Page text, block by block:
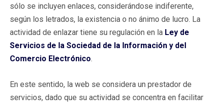
sólo se incluyen enlaces, considerándose indiferente,
según los letrados, la existencia o no ánimo de lucro. La
actividad de enlazar tiene su regulación en la Ley de
Servicios de la Sociedad de la Información y del
Comercio Electrónico.
En este sentido, la web se considera un prestador de
servicios, dado que su actividad se concentra en facilitar